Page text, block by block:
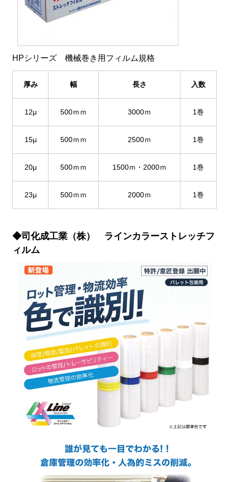
HPシリーズ 機械巻き用フィルム規格
厚み 幅 長さ 入数
12μ 500ｍｍ 3000ｍ 1巻
15μ 500ｍｍ 2500ｍ 1巻
20μ 500ｍｍ 1500ｍ・2000ｍ 1巻
23μ 500ｍｍ 2000ｍ 1巻
◆司化成工業（株） ラインカラーストレッチフ
ィルム